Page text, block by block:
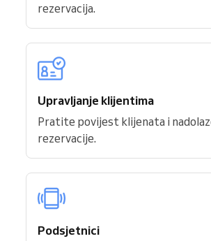
rezervacija.
Upravljanje klijentima
Pratite povijest klijenata i
rezervacije.
Podsjetnici